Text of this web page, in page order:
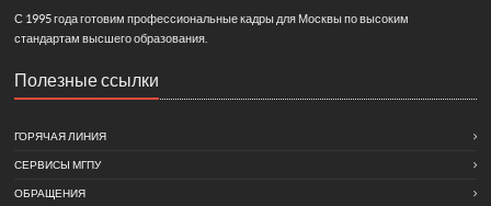
С 1995 года готовим профессиональные кадры для Москвы по высоким
стандартам высшего образования.
Полезные ссылки
ГОРЯЧАЯ ЛИНИЯ
СЕРВИСЫ МГПУ
ОБРАЩЕНИЯ